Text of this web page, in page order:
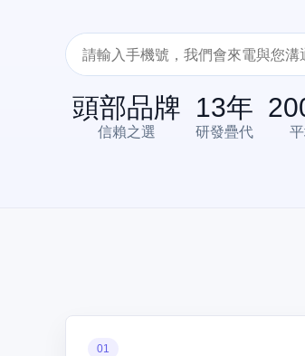
頭部品牌 13年
信賴之選 研發疊代
01